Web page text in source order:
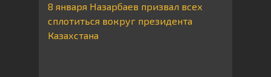
8 января Назарбаев призвал всех
сплотиться вокруг президента
Казахстана